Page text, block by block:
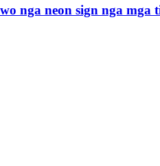
nga neon sign nga